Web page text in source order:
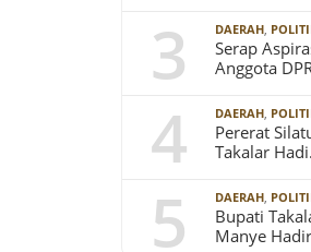
3 DAERAH,
Serap
Anggota
4 DAERAH,
Pererat
Takalar
5 DAERAH,
Bupati
Manye